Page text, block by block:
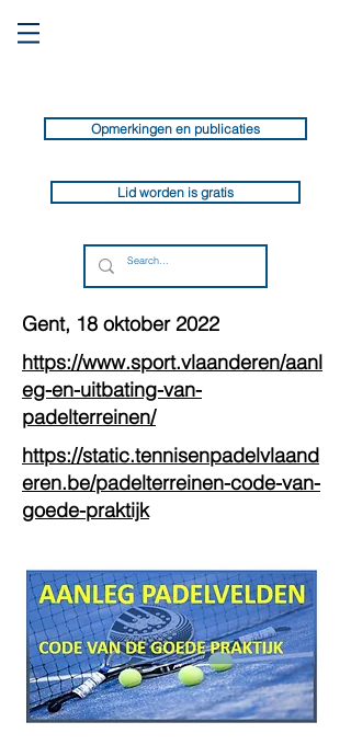
Opmerkingen en publicaties
Lid worden is gratis
Gent, 18 oktober 2022
https://www.sport.vlaanderen/aanl
eg-en-uitbating-van-
padelterreinen/
https://static.tennisenpadelvlaand
eren.be/padelterreinen-code-van-
goede-praktijk